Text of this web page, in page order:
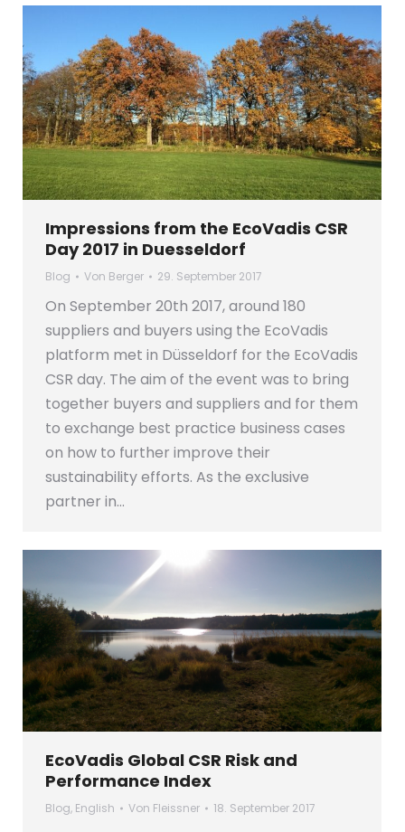
Impressions from the EcoVadis CSR
Day 2017 in Duesseldorf
Blog Von Berger 29. September 2017
On September 20th 2017, around 180
suppliers and buyers using the EcoVadis
platform met in Düsseldorf for the EcoVadis
CSR day. The aim of the event was to bring
together buyers and suppliers and for them
to exchange best practice business cases
on how to further improve their
sustainability efforts. As the exclusive
partner in…
EcoVadis Global CSR Risk and
Performance Index
Blog, English Von Fleissner 18. September 2017